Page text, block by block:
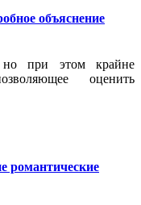
объяснение
при этом крайне
оценить
романтические